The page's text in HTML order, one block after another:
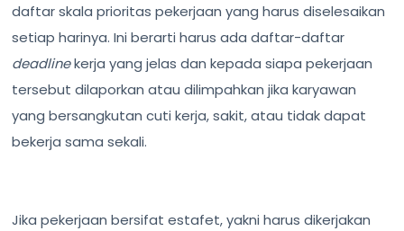
daftar skala prioritas pekerjaan yang harus diselesaikan
setiap harinya. Ini berarti harus ada daftar-daftar
deadlinekerja yang jelas dan kepada siapa pekerjaan
tersebut dilaporkan atau dilimpahkan jika karyawan
yang bersangkutan cuti kerja, sakit, atau tidak dapat
bekerja sama sekali.
Jika pekerjaan bersifat estafet, yakni harus dikerjakan